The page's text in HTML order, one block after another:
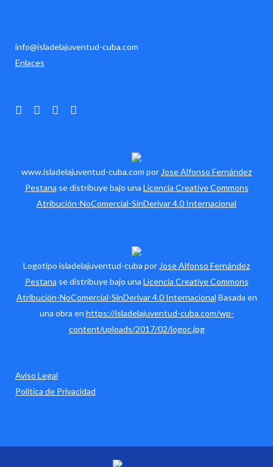
info@isladelajuventud-cuba.com
Enlaces
www.isladelajuventud-cuba.com por Jose Alfonso Fernández
Pestana se distribuye bajo una Licencia Creative Commons
Atribución-NoComercial-SinDerivar 4.0 Internacional
Logotipo isladelajuventud-cuba por Jose Alfonso Fernández
Pestana se distribuye bajo una Licencia Creative Commons
Atribución-NoComercial-SinDerivar 4.0 Internacional Basada en
una obra en https://isladelajuventud-cuba.com/wp-
content/uploads/2017/02/logoc.jpg
Aviso Legal
Política de Privacidad